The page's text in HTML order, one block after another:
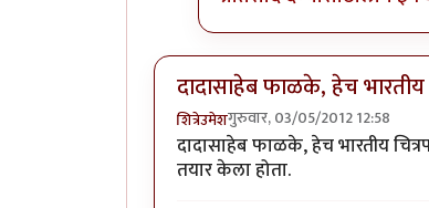
दादासाहेब फाळके, हेच भारतीय
शित्रेउमेशगुरुवार, 03/05/2012 12:58
दादासाहेब फाळके, हेच भारतीय
तयार केला होता.